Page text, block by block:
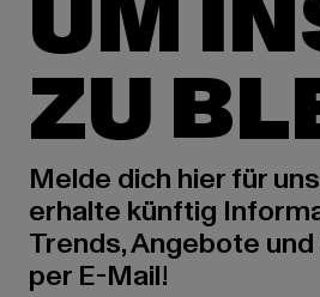
UM
ZU
Melde dich hier für
erhalte künftig
Trends, Angebote
per E-Mail!